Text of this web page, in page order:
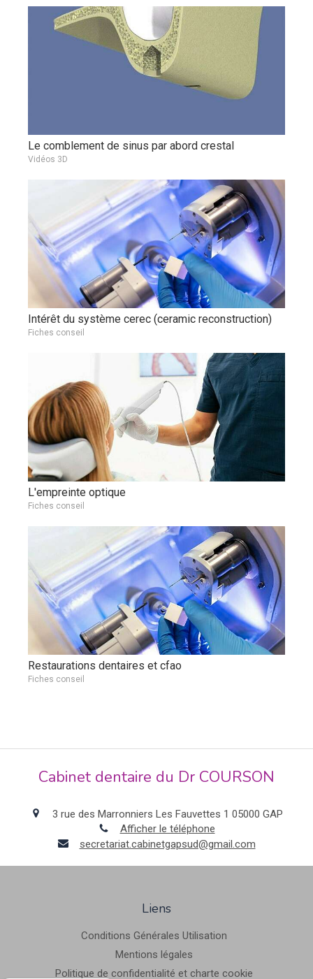
Le comblement de sinus par abord crestal
Vidéos 3D
Intérêt du système cerec (ceramic reconstruction)
Fiches conseil
L'empreinte optique
Fiches conseil
Restaurations dentaires et cfao
Fiches conseil
Cabinet dentaire du Dr COURSON
3 rue des Marronniers Les Fauvettes 1 05000 GAP
Afficher le téléphone
secretariat.cabinetgapsud@gmail.com
Liens
Conditions Générales Utilisation
Mentions légales
Politique de confidentialité et charte cookie